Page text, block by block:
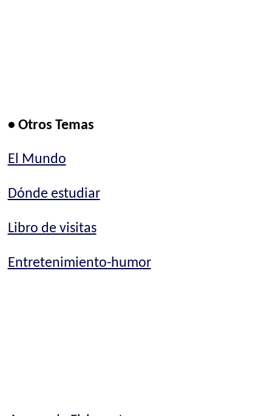
• Otros Temas
El Mundo
Dónde estudiar
Libro de visitas
Entretenimiento-humor